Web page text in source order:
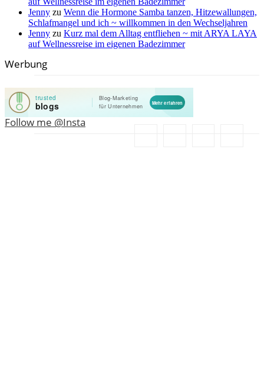
Jenny zu Wenn die Hormone Samba tanzen, Hitzewallungen,
Schlafmangel und ich ~ willkommen in den Wechseljahren
Jenny zu Kurz mal dem Alltag entfliehen ~ mit ARYA LAYA
auf Wellnessreise im eigenen Badezimmer
Werbung
Follow me @Insta